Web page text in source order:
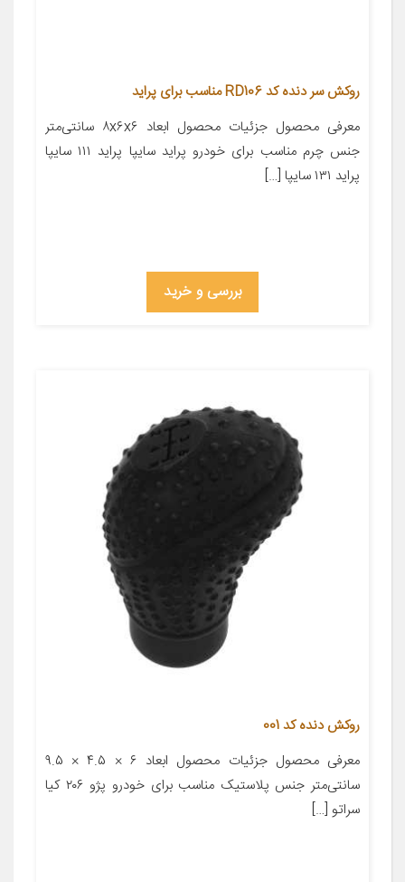
روکش سر دنده کد RD106 مناسب برای پراید
معرفی محصول جزئیات محصول ابعاد ۸x۶x۶ سانتی‌متر
جنس چرم مناسب برای خودرو پراید سایپا پراید ۱۱۱ سایپا
پراید ۱۳۱ سایپا […]
بررسی و خرید
روکش دنده کد 001
معرفی محصول جزئیات محصول ابعاد ۶ × ۴.۵ × ۹.۵
سانتی‌متر جنس پلاستیک مناسب برای خودرو پژو ۲۰۶ کیا
سراتو […]